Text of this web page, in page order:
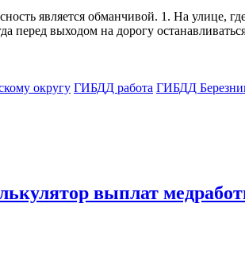
является обманчивой. 1. На
перед выходом на дорогу
округу ГИБДД работа ГИБДД
выплат